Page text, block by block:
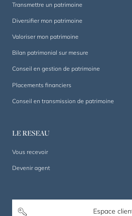
Transmettre un patrimoine
Diversifier mon patrimoine
Valoriser mon patrimoine
Bilan patrimonial sur mesure
Conseil en gestion de patrimoine
Placements financiers
Conseil en transmission de patrimoine
LE RESEAU
Vous recevoir
Devenir agent
Espace